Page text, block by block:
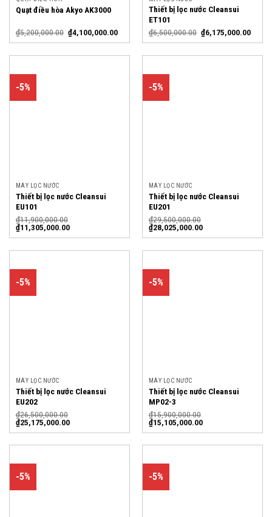
Quạt điều hòa Akyo AK3000
₫5,200,000.00 ₫4,100,000.00
Thiết bị lọc nước Cleansui
ET101
₫6,500,000.00 ₫6,175,000.00
-5%
MÁY LỌC NƯỚC
Thiết bị lọc nước Cleansui
EU101
₫11,900,000.00
₫11,305,000.00
-5%
MÁY LỌC NƯỚC
Thiết bị lọc nước Cleansui
EU201
₫29,500,000.00
₫28,025,000.00
-5%
MÁY LỌC NƯỚC
Thiết bị lọc nước Cleansui
EU202
₫26,500,000.00
₫25,175,000.00
-5%
MÁY LỌC NƯỚC
Thiết bị lọc nước Cleansui
MP02-3
₫15,900,000.00
₫15,105,000.00
-5% -5%